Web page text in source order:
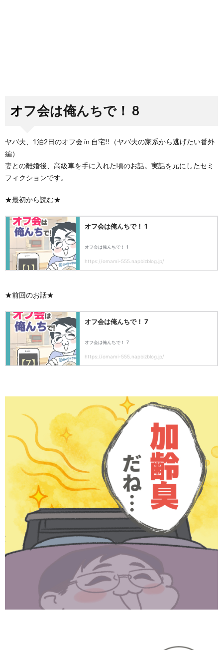
オフ会は俺んちで！ 8
ヤバ夫、1泊2日のオフ会 in 自宅!!（ヤバ夫の家系から逃げたい番外
編）
妻との離婚後、高級車を手に入れた頃のお話。実話を元にしたセミ
フィクションです。
★最初から読む★
★前回のお話★